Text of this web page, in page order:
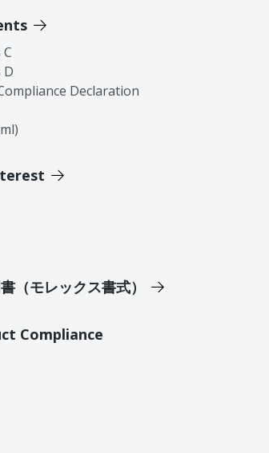
D
Declaration
（モレックス書式）
Compliance